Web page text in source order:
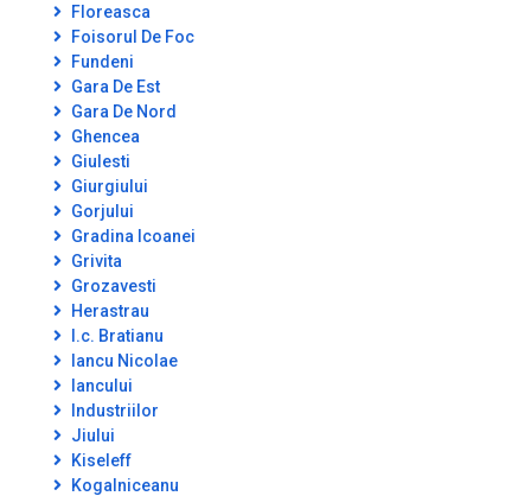
Floreasca
Foisorul De Foc
Fundeni
Gara De Est
Gara De Nord
Ghencea
Giulesti
Giurgiului
Gorjului
Gradina Icoanei
Grivita
Grozavesti
Herastrau
I.c. Bratianu
Iancu Nicolae
Iancului
Industriilor
Jiului
Kiseleff
Kogalniceanu